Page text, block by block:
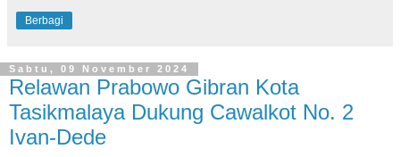
Berbagi
Sabtu, 09 November 2024
Relawan Prabowo Gibran Kota
Tasikmalaya Dukung Cawalkot No. 2
Ivan-Dede